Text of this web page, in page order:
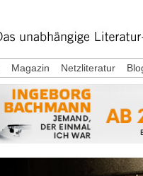
Magazin Netzliteratur